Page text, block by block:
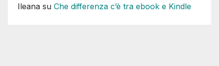
Ileana su Che differenza c’è tra ebook e Kindle